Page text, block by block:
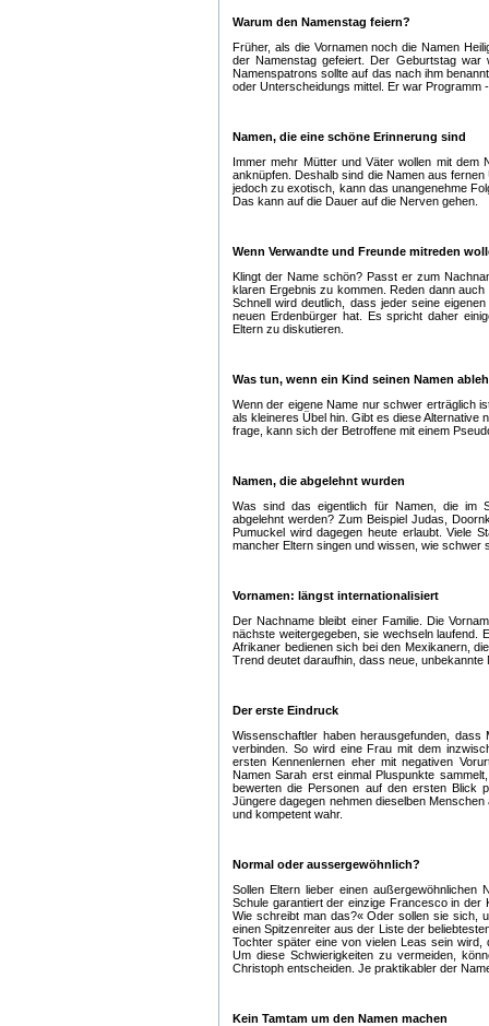
Warum den Namenstag feiern?
Früher, als die Vornamen noch die Namen
der Namenstag gefeiert. Der Geburtstag
Namenspatrons sollte auf das nach ihm
oder Unterscheidungs mittel. Er war Programm
Namen, die eine schöne Erinnerung sind
Immer mehr Mütter und Väter wollen mit dem
anknüpfen. Deshalb sind die Namen aus
jedoch zu exotisch, kann das unangenehme
Das kann auf die Dauer auf die Nerven gehen.
Wenn Verwandte und Freunde mitreden
Klingt der Name schön? Passt er zum
klaren Ergebnis zu kommen. Reden dann
Schnell wird deutlich, dass jeder seine
neuen Erdenbürger hat. Es spricht daher
Eltern zu diskutieren.
Was tun, wenn ein Kind seinen Namen
Wenn der eigene Name nur schwer erträglich
als kleineres Übel hin. Gibt es diese Alternative
frage, kann sich der Betroffene mit einem
Namen, die abgelehnt wurden
Was sind das eigentlich für Namen, die im
abgelehnt werden? Zum Beispiel Judas,
Pumuckel wird dagegen heute erlaubt. Viele
mancher Eltern singen und wissen, wie schwer
Vornamen: längst internationalisiert
Der Nachname bleibt einer Familie. Die
nächste weitergegeben, sie wechseln laufend.
Afrikaner bedienen sich bei den Mexikanern,
Trend deutet daraufhin, dass neue,
Der erste Eindruck
Wissenschaftler haben herausgefunden, dass
verbinden. So wird eine Frau mit dem
ersten Kennenlernen eher mit negativen
Namen Sarah erst einmal Pluspunkte
bewerten die Personen auf den ersten Blick
Jüngere dagegen nehmen dieselben
und kompetent wahr.
Normal oder aussergewöhnlich?
Sollen Eltern lieber einen
Schule garantiert der einzige Francesco in der
Wie schreibt man das?« Oder sollen sie sich,
einen Spitzenreiter aus der Liste der
Tochter später eine von vielen Leas sein
Um diese Schwierigkeiten zu vermeiden,
Christoph entscheiden. Je praktikabler der
Kein Tamtam um den Namen machen